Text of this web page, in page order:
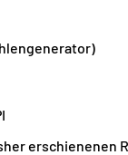
erschienenen